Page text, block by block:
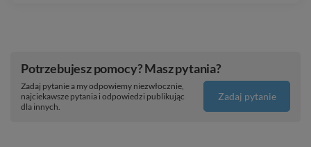
Potrzebujesz pomocy? Masz pytania?
Zadaj pytanie a my odpowiemy niezwłocznie,
najciekawsze pytania i odpowiedzi publikując
dla innych.
Zadaj pytanie